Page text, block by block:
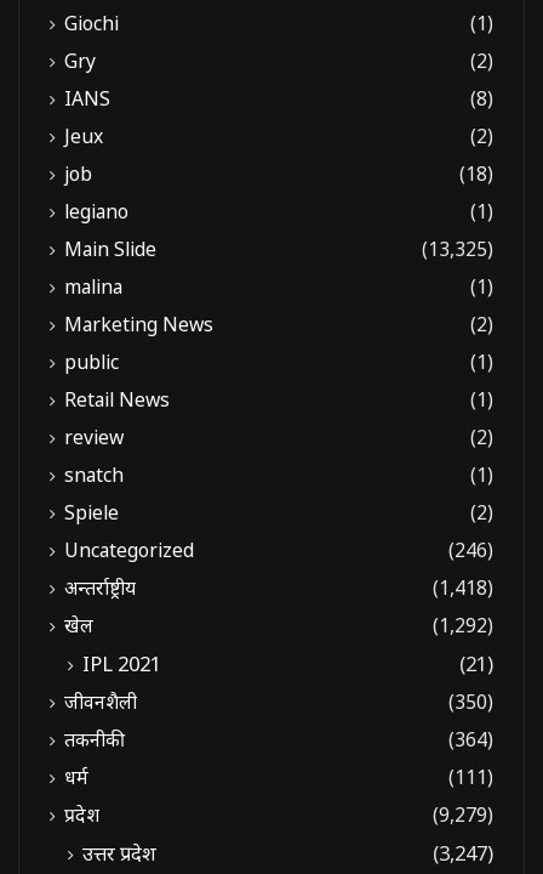
Giochi
(1)
Gry
(2)
IANS
(8)
Jeux
(2)
job
(18)
legiano
(1)
Main Slide
(13,325)
malina
(1)
Marketing News
(2)
public
(1)
Retail News
(1)
review
(2)
snatch
(1)
Spiele
(2)
Uncategorized
(246)
अन्तर्राष्ट्रीय
(1,418)
खेल
(1,292)
IPL 2021 (21)
जीवनशैली
(350)
तकनीकी
(364)
धर्म
(111)
प्रदेश
(9,279)
उत्तर प्रदेश
(3,247)